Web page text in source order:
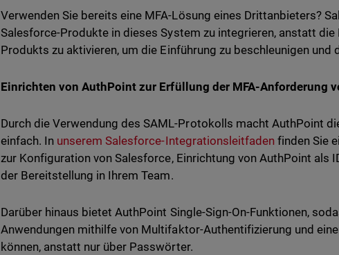
Verwenden Sie bereits eine MFA-Lösung eines Drittanbieters?
Salesforce-Produkte in dieses System zu integrieren, anstatt die
Produkts zu aktivieren, um die Einführung zu beschleunigen und
Einrichten von AuthPoint zur Erfüllung der MFA-Anforderung
Durch die Verwendung des SAML-Protokolls macht AuthPoint
einfach. In unserem Salesforce-Integrationsleitfadenfinden Sie
zur Konfiguration von Salesforce, Einrichtung von AuthPoint als
der Bereitstellung in Ihrem Team.
Darüber hinaus bietet AuthPoint Single-Sign-On-Funktionen,
Anwendungen mithilfe von Multifaktor-Authentifizierung und
können, anstatt nur über Passwörter.